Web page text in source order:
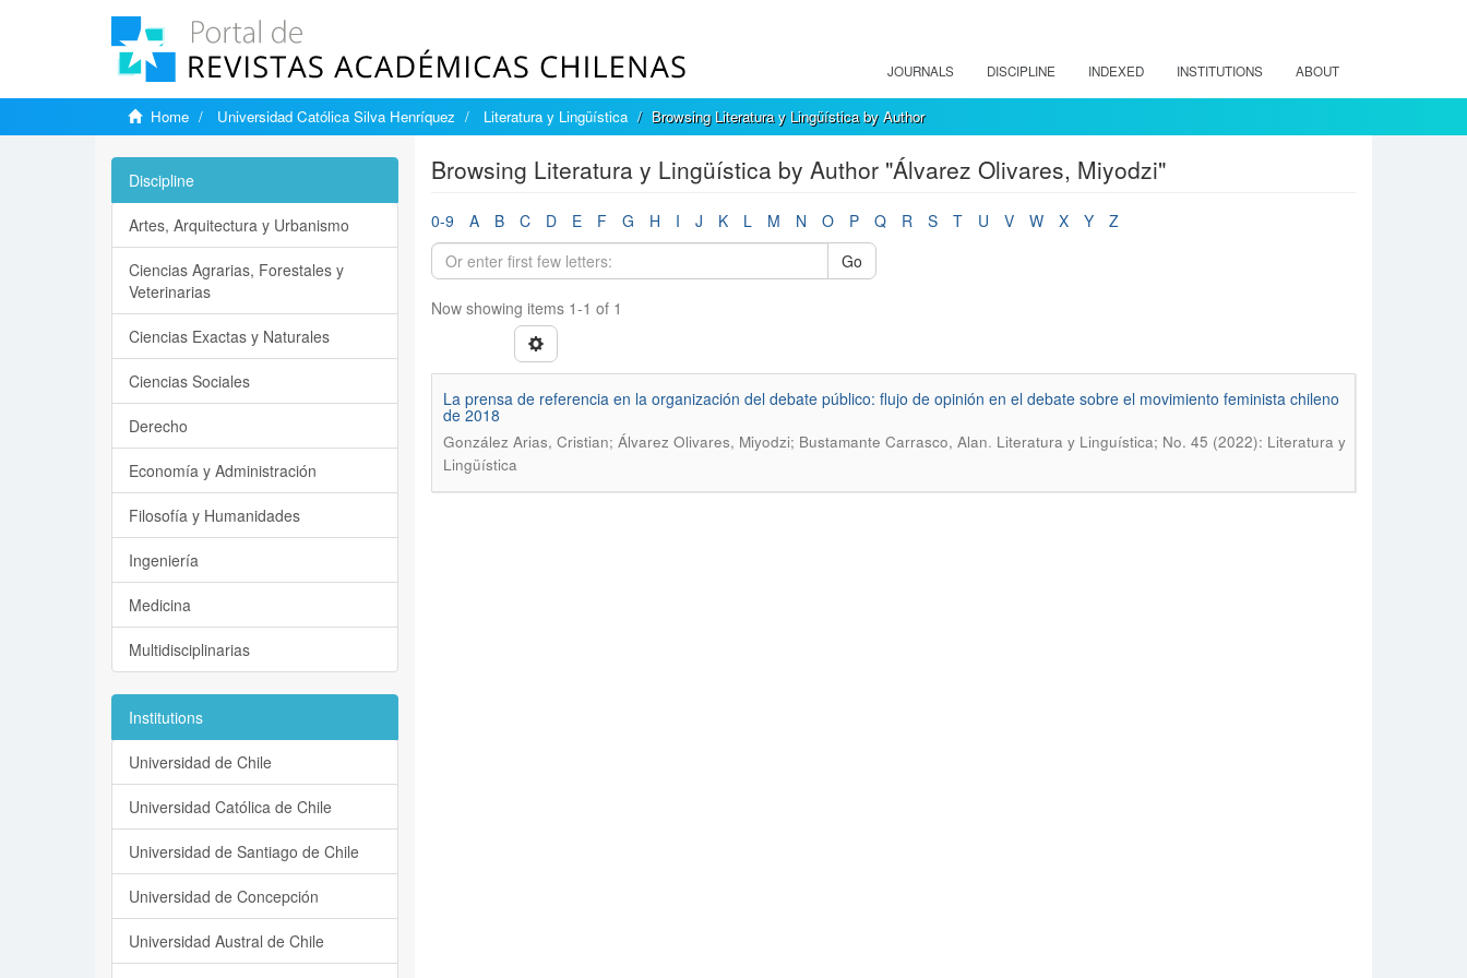
JOURNALS DISCIPLINE INDEXED INSTITUTIONS ABOUT
Home Universidad Católica Silva Henríquez Literatura y Lingüística Browsing Literatura y Lingüística by Author
Browsing Literatura y Lingüística by Author "Álvarez Olivares, Miyodzi"
0-9 A B C D E F G H I J K L M N O P Q R S T U V W X Y
Z
Go
Now showing items 1-1 of 1
La prensa de referencia en la organización del debate público: flujo de opinión en el debate sobre el movimiento feminista chileno
de 2018
González Arias, Cristian; Álvarez Olivares, Miyodzi; Bustamante Carrasco, Alan. Literatura y Linguí­stica; No. 45 (2022): Literatura y
Lingüística
Discipline
Artes, Arquitectura y Urbanismo
Ciencias Agrarias, Forestales y
Veterinarias
Ciencias Exactas y Naturales
Ciencias Sociales
Derecho
Economía y Administración
Filosofía y Humanidades
Ingeniería
Medicina
Multidisciplinarias
Institutions
Universidad de Chile
Universidad Católica de Chile
Universidad de Santiago de Chile
Universidad de Concepción
Universidad Austral de Chile